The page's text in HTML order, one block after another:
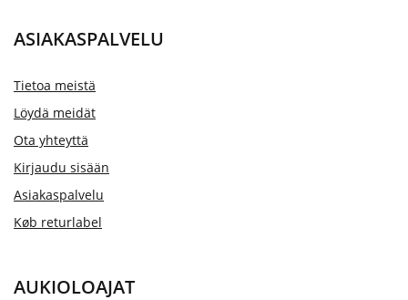
ASIAKASPALVELU
Tietoa meistä
Löydä meidät
Ota yhteyttä
Kirjaudu sisään
Asiakaspalvelu
Køb returlabel
AUKIOLOAJAT